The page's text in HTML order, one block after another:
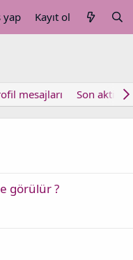
yap Kayıt ol
mesajları Son aktivite
görülür ?